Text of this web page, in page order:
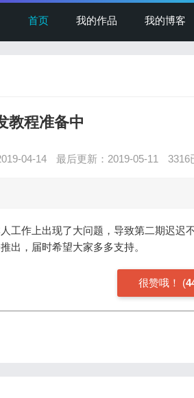
首页 我的作品 我的博客
教程准备中
04-14 最后更新：2019-05-11 3316
工作上出现了大问题，导致第二期迟
出，届时希望大家多多支持。
很赞哦！ (